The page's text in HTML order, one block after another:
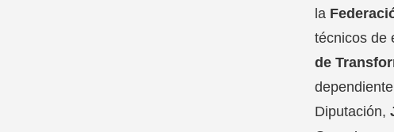
la
técnicos de
de
Diputación,